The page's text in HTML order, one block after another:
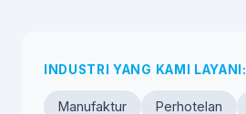
INDUSTRI YANG KAMI LAYANI:
Manufaktur Perhotelan